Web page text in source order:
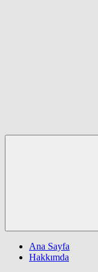
Ana Sayfa
Hakkımda